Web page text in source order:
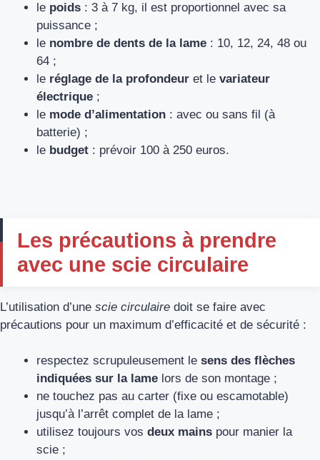
le poids : 3 à 7 kg, il est proportionnel avec sa
puissance ;
le nombre de dents de la lame : 10, 12, 24, 48 ou
64 ;
le réglage de la profondeur et le variateur
électrique ;
le mode d’alimentation : avec ou sans fil (à
batterie) ;
le budget : prévoir 100 à 250 euros.
Les précautions à prendre
avec une scie circulaire
L’utilisation d’une scie circulaire doit se faire avec
précautions pour un maximum d’efficacité et de sécurité :
respectez scrupuleusement le sens des flèches
indiquées sur la lame lors de son montage ;
ne touchez pas au carter (fixe ou escamotable)
jusqu’à l’arrêt complet de la lame ;
utilisez toujours vos deux mains pour manier la
scie ;